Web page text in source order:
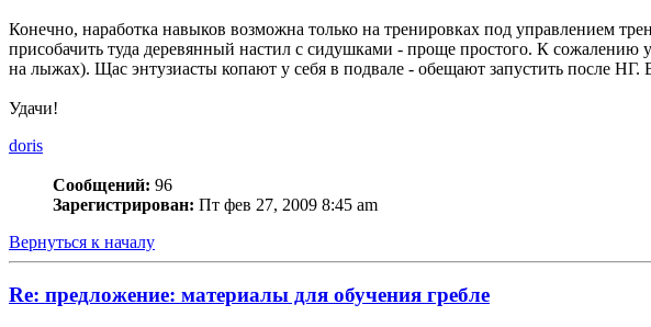
Конечно, наработка навыков возможна только на тренировках под управлением
присобачить туда деревянный настил с сидушками - проще простого. К сожалению
на лыжах). Щас энтузиасты копают у себя в подвале - обещают запустить после
Удачи!
doris
Сообщений: 96
Зарегистрирован: Пт фев 27, 2009 8:45 am
Вернуться к началу
Re: предложение: материалы для обучения гребле